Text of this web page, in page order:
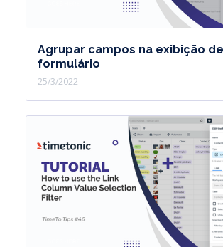
Agrupar campos na exibição de
formulário
25/3/2022